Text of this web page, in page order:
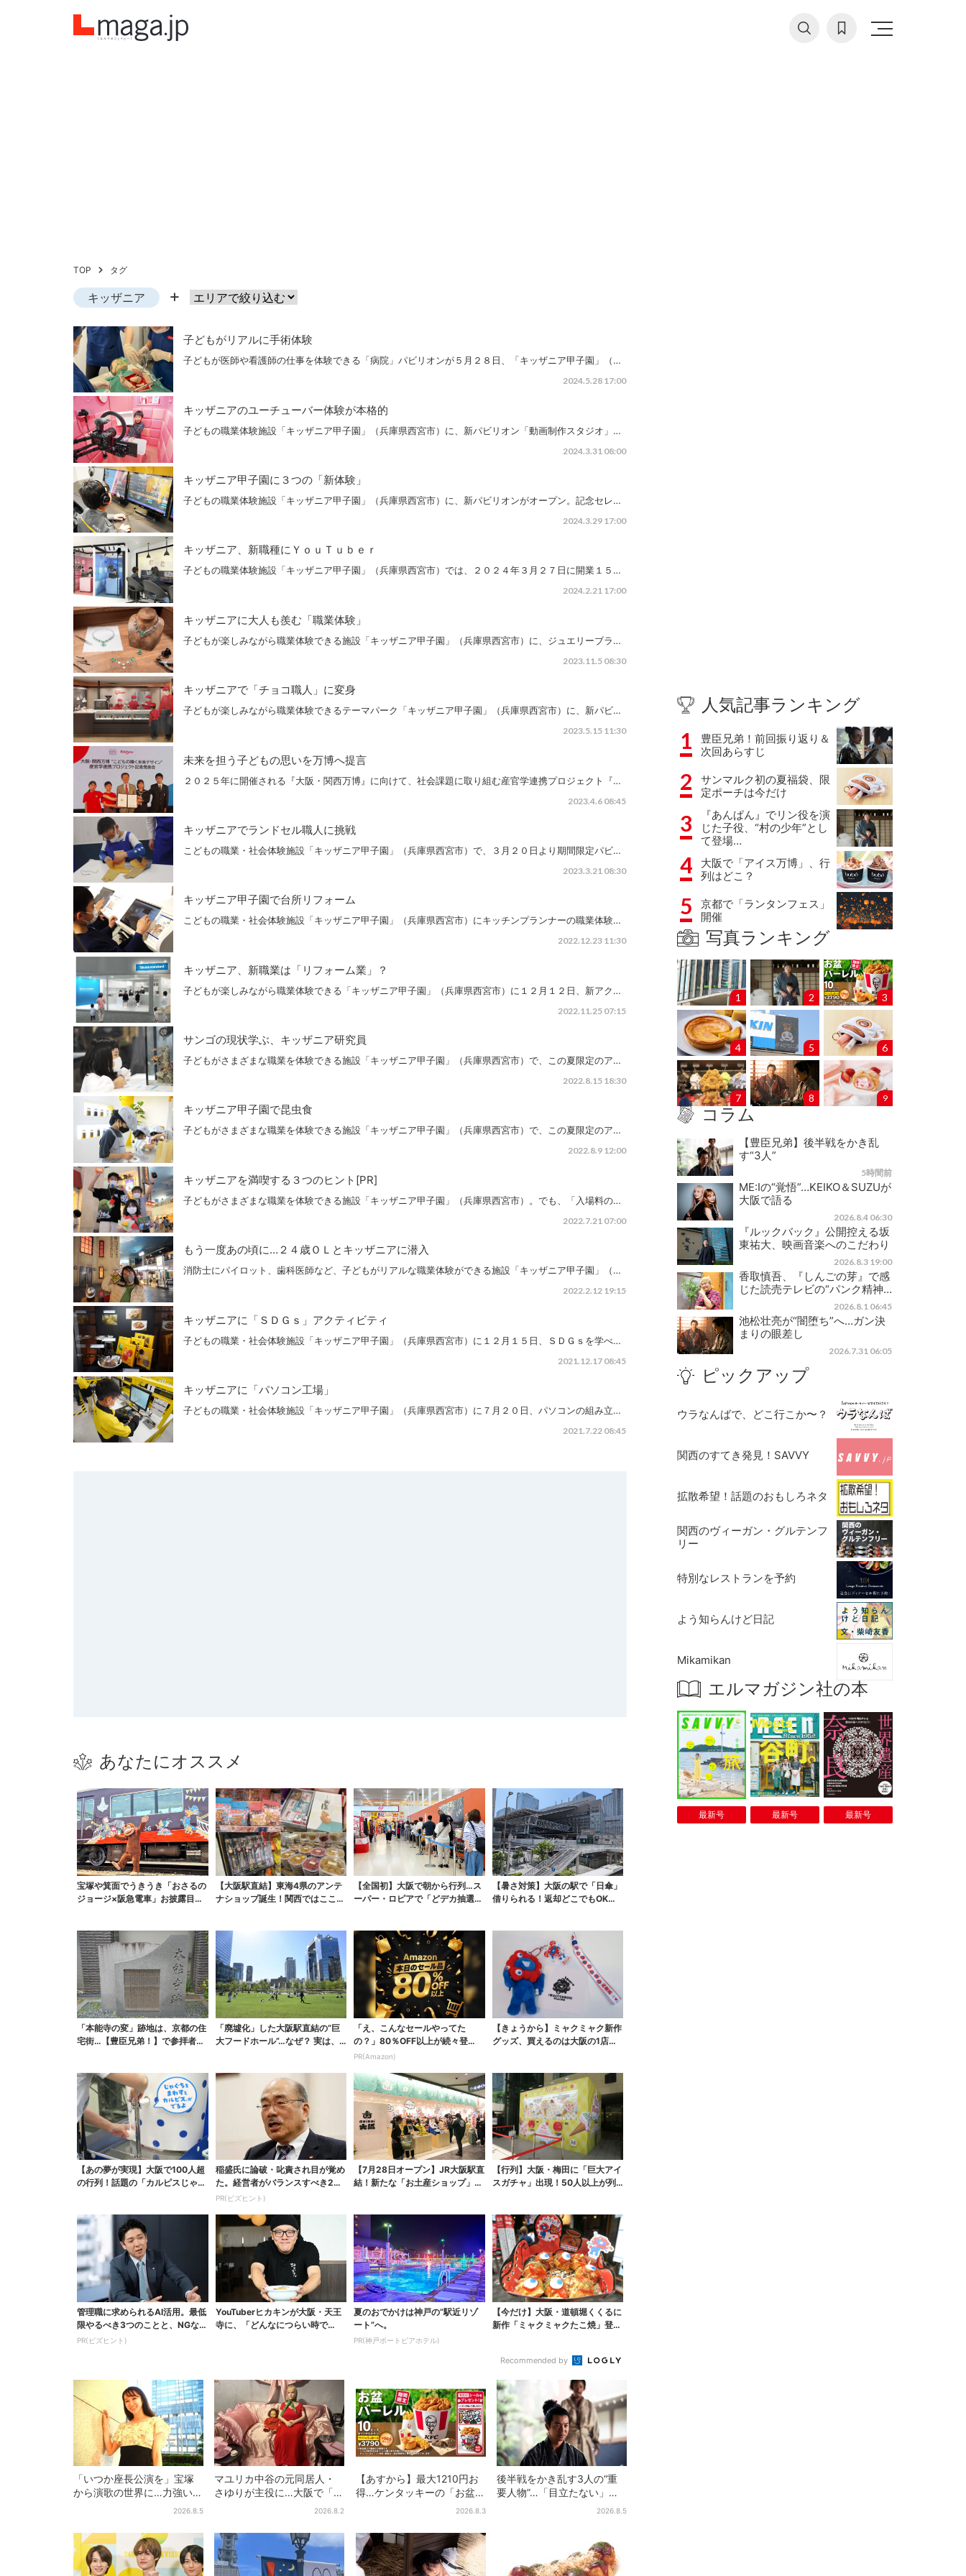
TOP タグ
キッザニア
子どもがリアルに手術体験
子どもが医師や看護師の仕事を体験できる「病院」パビリオンが５月２８日、「キッザニア甲子園」（…
2024.5.28 17:00
キッザニアのユーチューバー体験が本格的
子どもの職業体験施設「キッザニア甲子園」（兵庫県西宮市）に、新パビリオン「動画制作スタジオ」…
2024.3.31 08:00
キッザニア甲子園に３つの「新体験」
子どもの職業体験施設「キッザニア甲子園」（兵庫県西宮市）に、新パビリオンがオープン。記念セレ…
2024.3.29 17:00
キッザニア、新職種にＹｏｕＴｕｂｅｒ
子どもの職業体験施設「キッザニア甲子園」（兵庫県西宮市）では、２０２４年３月２７日に開業１５…
2024.2.21 17:00
キッザニアに大人も羨む「職業体験」
子どもが楽しみながら職業体験できる施設「キッザニア甲子園」（兵庫県西宮市）に、ジュエリーブラ…
2023.11.5 08:30
キッザニアで「チョコ職人」に変身
子どもが楽しみながら職業体験できるテーマパーク「キッザニア甲子園」（兵庫県西宮市）に、新パビ…
2023.5.15 11:30
未来を担う子どもの思いを万博へ提言
２０２５年に開催される『大阪・関西万博』に向けて、社会課題に取り組む産官学連携プロジェクト『…
2023.4.6 08:45
キッザニアでランドセル職人に挑戦
こどもの職業・社会体験施設「キッザニア甲子園」（兵庫県西宮市）で、３月２０日より期間限定パビ…
2023.3.21 08:30
キッザニア甲子園で台所リフォーム
こどもの職業・社会体験施設「キッザニア甲子園」（兵庫県西宮市）にキッチンプランナーの職業体験…
2022.12.23 11:30
キッザニア、新職業は「リフォーム業」？
子どもが楽しみながら職業体験できる「キッザニア甲子園」（兵庫県西宮市）に１２月１２日、新アク…
2022.11.25 07:15
サンゴの現状学ぶ、キッザニア研究員
子どもがさまざまな職業を体験できる施設「キッザニア甲子園」（兵庫県西宮市）で、この夏限定のア…
2022.8.15 18:30
キッザニア甲子園で昆虫食
子どもがさまざまな職業を体験できる施設「キッザニア甲子園」（兵庫県西宮市）で、この夏限定のア…
2022.8.9 12:00
キッザニアを満喫する３つのヒント[PR]
子どもがさまざまな職業を体験できる施設「キッザニア甲子園」（兵庫県西宮市）。でも、「入場料の…
2022.7.21 07:00
もう一度あの頃に…２４歳ＯＬとキッザニアに潜入
消防士にパイロット、歯科医師など、子どもがリアルな職業体験ができる施設「キッザニア甲子園」（…
2022.2.12 19:15
キッザニアに「ＳＤＧｓ」アクティビティ
子どもの職業・社会体験施設「キッザニア甲子園」（兵庫県西宮市）に１２月１５日、ＳＤＧｓを学べ…
2021.12.17 08:45
キッザニアに「パソコン工場」
子どもの職業・社会体験施設「キッザニア甲子園」（兵庫県西宮市）に７月２０日、パソコンの組み立…
2021.7.22 08:45
あなたにオススメ
宝塚や箕面でうきうき「おさるの
ジョージ×阪急電車」お披露目！
【大阪駅直結】東海4県のアンテ
ナショップ誕生！関西ではここで
【全国初】大阪で朝から行列…ス
ーパー・ロピアで「どデカ抽選
【暑さ対策】大阪の駅で「日傘」
借りられる！返却どこでもOK、
「本能寺の変」跡地は、京都の住
宅街…【豊臣兄弟！】で参拝者
「廃墟化」した大阪駅直結の“巨
大フードホール”…なぜ？ 実は、
「え、こんなセールやってた
の？」80％OFF以上が続々登
場！Amazonの本気が...
PR(Amazon)
【きょうから】ミャクミャク新作
グッズ、買えるのは大阪の1店舗
【あの夢が実現】大阪で100人超
の行列！話題の「カルピスじゃぐ
稲盛氏に論破・叱責され目が覚め
た。経営者がバランスすべき2つ
の背反
PR(ビズヒント)
【7月28日オープン】JR大阪駅直
結！新たな「お土産ショップ」、
【行列】大阪・梅田に「巨大アイ
スガチャ」出現！50人以上が列…
管理職に求められるAI活用。最低
限やるべき3つのことと、NGな自
己認識
PR(ビズヒント)
YouTuberヒカキンが大阪・天王
寺に、「どんなにつらい時で
夏のおでかけは神戸の”駅近リゾ
ート”へ。
PR(神戸ポートピアホテル)
【今だけ】大阪・道頓堀くくるに
新作「ミャクミャクたこ焼」登
Recommended by
「いつか座長公演を」宝塚
から演歌の世界に…力強いコ
ブシで聴かせる有沙瞳の目
2026.8.5
マユリカ中谷の元同居人・
さゆりが主役に…大阪で「呪
物展」開催、コンセプト2026.8.2
【あすから】最大1210円お
得…ケンタッキーの「お盆パ
ック」、2週間だけ！数量限
2026.8.3
後半戦をかき乱す3人の“重
要人物”…「目立たない」主
人公・仲野太賀も、モブキ
2026.8.5
人気記事ランキング
1
豊臣兄弟！前回振り返り＆
次回あらすじ
2
サンマルク初の夏福袋、限
定ポーチは今だけ
3
『あんぱん』でリン役を演
じた子役、“村の少年”とし
て登場…
4
大阪で「アイス万博」、行
列はどこ？
5
京都で「ランタンフェス」
開催
写真ランキング
1 2 3
4 5 6
7 8 9
コラム
【豊臣兄弟】後半戦をかき乱
す“3人”
5時間前
ME:Iの“覚悟”…KEIKO＆SUZUが
大阪で語る
2026.8.4 06:30
『ルックバック』公開控える坂
東祐大、映画音楽へのこだわり
2026.8.3 19:00
香取慎吾、『しんごの芽』で感
じた読売テレビの“パンク精神…
2026.8.1 06:45
池松壮亮が“闇堕ち”へ…ガン決
まりの眼差し
2026.7.31 06:05
ピックアップ
ウラなんばで、どこ行こか〜？
関西のすてき発見！SAVVY
拡散希望！話題のおもしろネタ
関西のヴィーガン・グルテンフ
リー
特別なレストランを予約
よう知らんけど日記
Mikamikan
エルマガジン社の本
最新号 最新号 最新号